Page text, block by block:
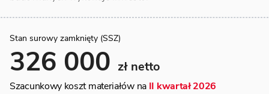
Stan surowy zamknięty (SSZ)
326 000 zł netto
Szacunkowy koszt materiałów na II kwartał 2026